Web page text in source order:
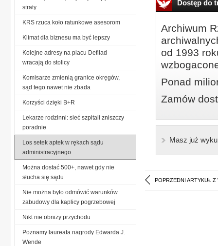
Dostęp do
Archiwum
od 1993
Ponad
Zamów
Masz już
POPRZEDNI ARTYKUŁ Z
straty
KRS rzuca koło ratunkowe asesorom
Klimat dla biznesu ma być lepszy
Kolejne adresy na placu Defilad
wracają do stolicy
Komisarze zmienią granice okręgów,
sąd tego nawet nie zbada
Korzyści dzięki B+R
Lekarze rodzinni: sieć szpitali zniszczy
poradnie
Los setek aptek w rękach sądu
administracyjnego
Można dostać 500+, nawet gdy nie
słucha się sądu
Nie można było odmówić warunków
zabudowy dla kaplicy pogrzebowej
Nikt nie obniży przychodu
Poznamy laureata nagrody Edwarda J.
Wende